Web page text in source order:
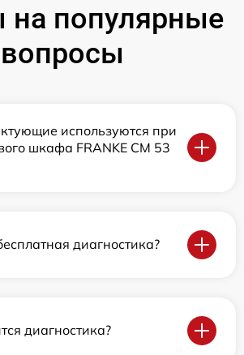
на популярные
вопросы
используются при
шкафа FRANKE CM 53
диагностика?
диагностика?